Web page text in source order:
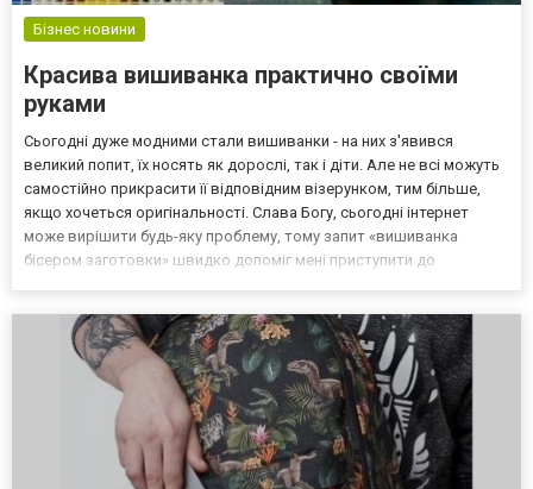
Бізнес новини
Красива вишиванка практично своїми
руками
Сьогодні дуже модними стали вишиванки - на них з'явився
великий попит, їх носять як дорослі, так і діти. Але не всі можуть
самостійно прикрасити її відповідним візерунком, тим більше,
якщо хочеться оригінальності. Слава Богу, сьогодні інтернет
може вирішити будь-яку проблему, тому запит «вишиванка
бісером заготовки» швидко допоміг мені приступити до